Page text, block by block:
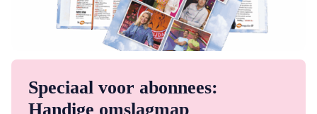
Speciaal voor abonnees:
Handige omslagmap